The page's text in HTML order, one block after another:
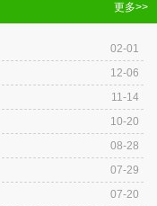
更多>>
02-01
12-06
11-14
10-20
08-28
07-29
07-20